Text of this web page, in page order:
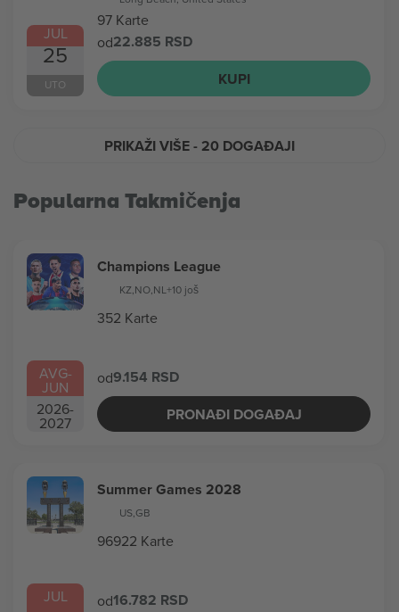
JUL
25
UTO
97 Karte
od22.885 RSD
KUPI
PRIKAŽI VIŠE- 20 DOGAĐAJI
Popularna Takmičenja
AVG-
JUN
2026-
2027
Champions League
KZ,NO,NL+10 još
352 Karte
od9.154 RSD
PRONAĐI DOGAĐAJ
JUL
Summer Games 2028
US,GB
96922 Karte
od16.782 RSD